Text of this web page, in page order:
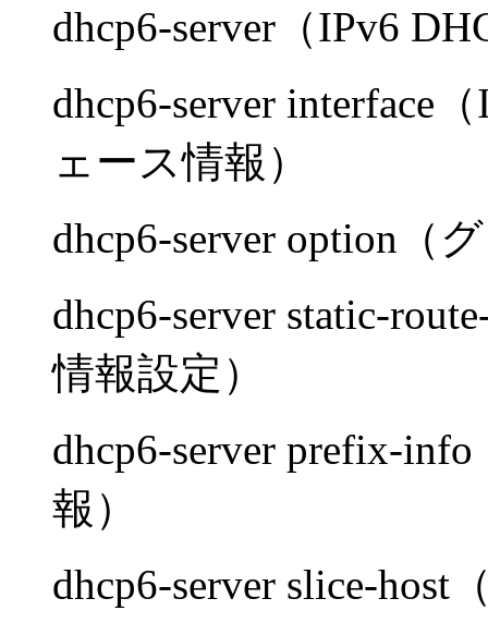
dhcp6-server（IPv6
dhcp6-server interface
ェース情報）
dhcp6-server option（
dhcp6-server static-
情報設定）
dhcp6-server prefix-
報）
dhcp6-server slice-